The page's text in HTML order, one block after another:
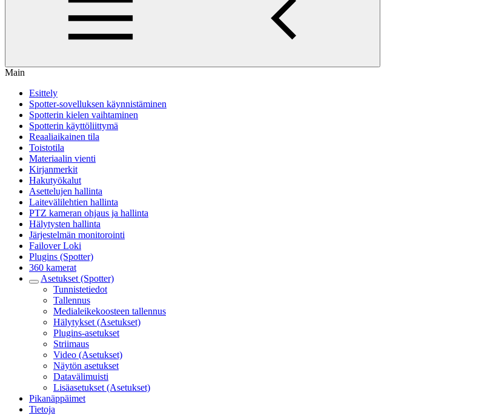
Main
Esittely
Spotter-sovelluksen käynnistäminen
Spotterin kielen vaihtaminen
Spotterin käyttöliittymä
Reaaliaikainen tila
Toistotila
Materiaalin vienti
Kirjanmerkit
Hakutyökalut
Asettelujen hallinta
Laitevälilehtien hallinta
PTZ kameran ohjaus ja hallinta
Hälytysten hallinta
Järjestelmän monitorointi
Failover Loki
Plugins (Spotter)
360 kamerat
Asetukset (Spotter)
Tunnistetiedot
Tallennus
Medialeikekoosteen tallennus
Hälytykset (Asetukset)
Plugins-asetukset
Striimaus
Video (Asetukset)
Näytön asetukset
Datavälimuisti
Lisäasetukset (Asetukset)
Pikanäppäimet
Tietoja